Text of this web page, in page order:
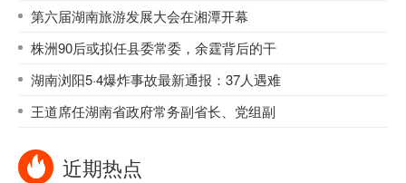
第六届湖南旅游发展大会在湘潭开幕
株洲90后或拟任县委常委，余霆背后的干
湖南浏阳5·4爆炸事故最新通报：37人遇难
王道席任湖南省政府常务副省长、党组副
近期热点